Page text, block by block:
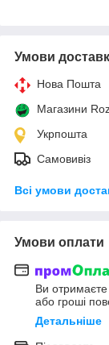
Умови
Нова Пошта
Магазини
Укрпошта
Самовивіз
Всі умови
Умови оплати
Ви
або гроші
Детальніше